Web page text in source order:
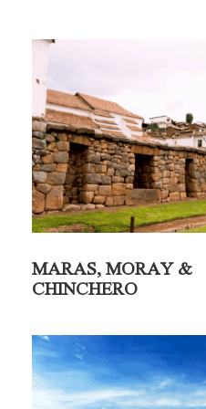
Duración por la
aproximadamente.
Recojo: Hotel en el
Retorno: Centro
Peru Andes Top®. Diseña
proporcionar a los
MARAS, MORAY &
CHINCHERO